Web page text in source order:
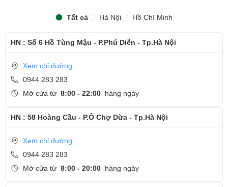
Tất cả Hà Nội Hồ Chí Minh
HN : Số 6 Hồ Tùng Mậu - P.Phú Diễn - Tp.Hà Nội
Xem chỉ đường
0944 283 283
Mở cửa từ 8:00 - 22:00 hàng ngày
HN : 58 Hoàng Cầu - P.Ô Chợ Dừa - Tp.Hà Nội
Xem chỉ đường
0944 283 283
Mở cửa từ 8:00 - 20:00 hàng ngày